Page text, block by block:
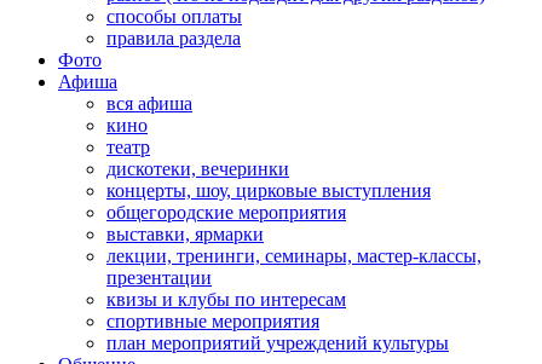
способы оплаты
правила раздела
Фото
Афиша
вся афиша
кино
театр
дискотеки, вечеринки
концерты, шоу, цирковые выступления
общегородские мероприятия
выставки, ярмарки
лекции, тренинги, семинары, мастер-классы,
презентации
квизы и клубы по интересам
спортивные мероприятия
план мероприятий учреждений культуры